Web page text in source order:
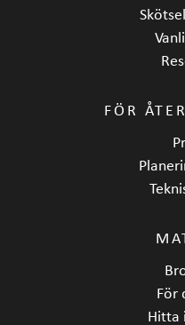
FÖR
För
Hitta